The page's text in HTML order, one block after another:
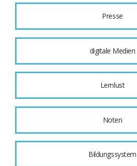
Presse
digitale Medien
Lernlust
Noten
Bildungssystem